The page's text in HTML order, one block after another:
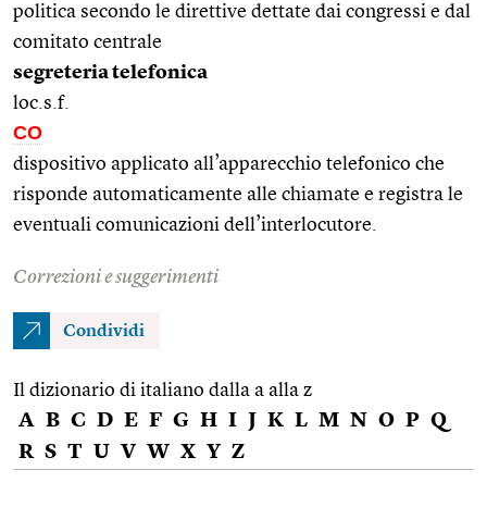
politica secondo le direttive dettate dai congressi e dal
comitato centrale
segreteria telefonica
loc.s.f.
CO
dispositivo applicato all’apparecchio telefonico che
risponde automaticamente alle chiamate e registra le
eventuali comunicazioni dell’interlocutore.
Correzioni e suggerimenti
Condividi
Il dizionario di italiano dalla a alla z
A B C D E F G H I J K L M N O P Q
R S T U V W X Y Z